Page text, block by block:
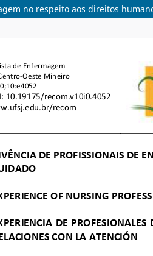
no respeito aos direitos